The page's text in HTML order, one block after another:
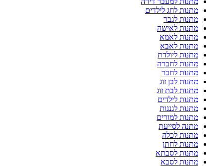
מתנות לחג לילדים
מתנות לגבר
מתנות לאישה
מתנות לאמא
מתנות לאבא
מתנות ליולדת
מתנות לחברה
מתנות לחבר
מתנות לבן זוג
מתנות לבת זוג
מתנות לילדים
מתנות לגננות
מתנות למורים
מתנה לסייעת
מתנות לכלה
מתנות לחתן
מתנות לסבתא
מתנות לסבא